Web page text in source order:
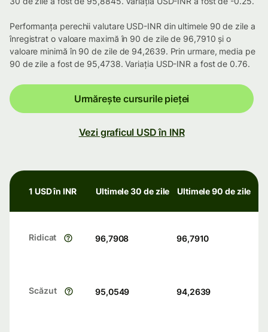
Performanța perechii valutare USD-INR din ultimele 90 de zile a
înregistrat o valoare maximă în 90 de zile de 96,7910 și o
valoare minimă în 90 de zile de 94,2639. Prin urmare, media pe
90 de zile a fost de 95,4738. Variația USD-INR a fost de 0.76.
Urmărește cursurile pieței
Vezi graficul USD în INR
1 USD în INR Ultimele 30 de zile Ultimele 90 de zile
Ridicat 96,7908 96,7910
Scăzut 95,0549 94,2639